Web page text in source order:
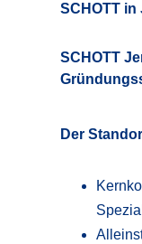
SCHOTT in
SCHOTT
Der